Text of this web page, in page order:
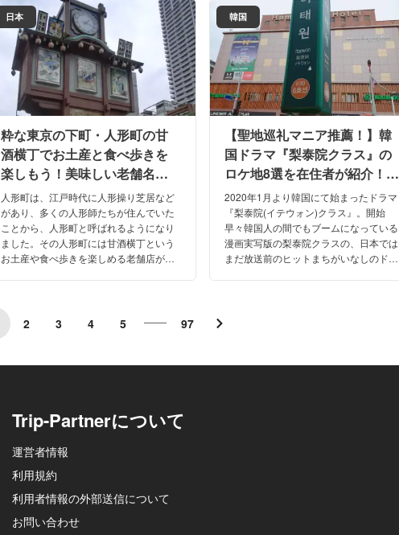
します。
日本
粋な東京の下町・人形町の甘
酒横丁でお土産と食べ歩きを
楽しもう！美味しい老舗名店
10選を紹介！
人形町は、江戸時代に人形操り芝居など
があり、多くの人形師たちが住んでいた
ことから、人形町と呼ばれるようになり
ました。その人形町には甘酒横丁という
お土産や食べ歩きを楽しめる老舗店が立
韓国
【聖地巡礼マニア推薦！】韓
国ドラマ『梨泰院クラス』の
ロケ地8選を在住者が紹介！日
本でもヒット間違いなしの聖
地を先取り！
2020年1月より韓国にて始まったドラマ
『梨泰院(イテウォン)クラス』。開始
早々韓国人の間でもブームになっている
漫画実写版の梨泰院クラスの、日本では
まだ放送前のヒットまちがいなしのドラ
2 3 4 5 97
Trip-Partnerについて
運営者情報
利用規約
利用者情報の外部送信について
お問い合わせ